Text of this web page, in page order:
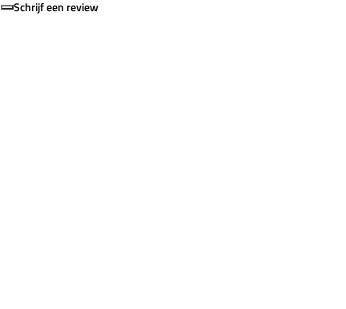
Schrijf een review